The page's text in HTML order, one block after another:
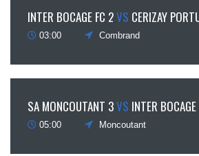
INTER BOCAGE FC 2VS CERIZAY
03:00 Combrand
SA MONCOUTANT 3VS INTER
05:00 Moncoutant